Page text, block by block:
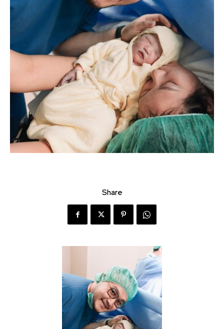
Share